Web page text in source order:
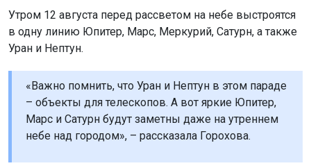
Утром 12 августа перед рассветом на небе выстроятся
в одну линию Юпитер, Марс, Меркурий, Сатурн, а также
Уран и Нептун.
«Важно помнить, что Уран и Нептун в этом параде
– объекты для телескопов. А вот яркие Юпитер,
Марс и Сатурн будут заметны даже на утреннем
небе над городом», – рассказала Горохова.